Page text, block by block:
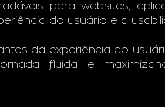
para websites,
do usuário e a
da experiência do
fluida e